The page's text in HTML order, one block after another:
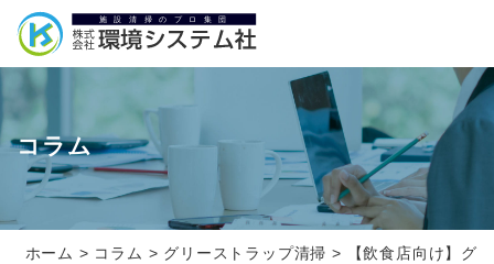
コラム
ホーム > コラム > グリーストラップ清掃 >
【飲食店向け】グ